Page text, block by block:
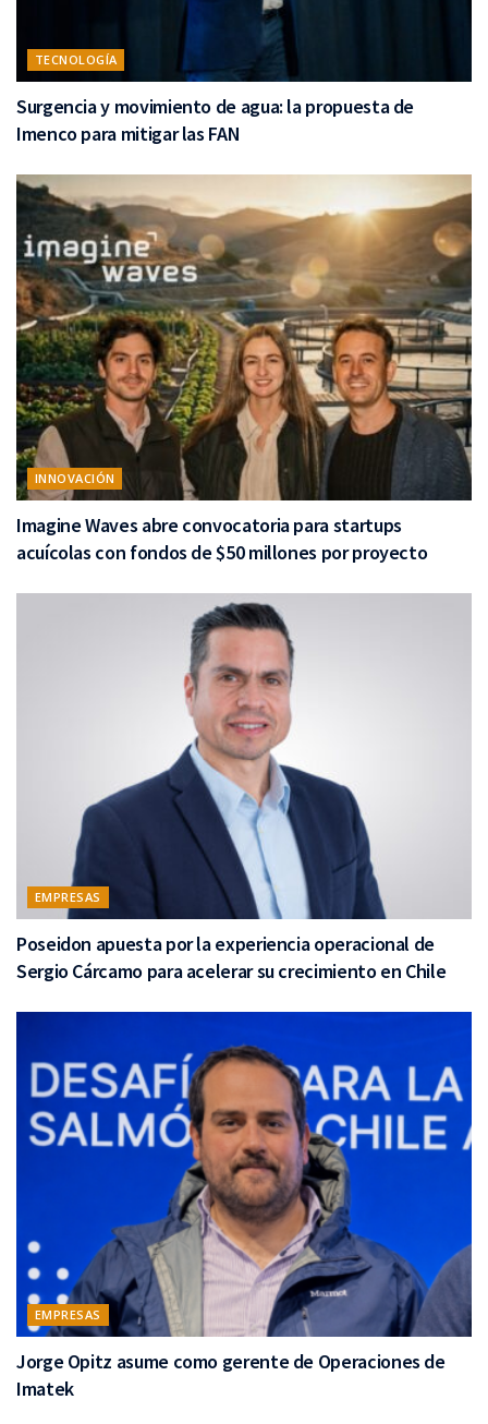
TECNOLOGÍA
Surgencia y movimiento de agua: la propuesta de
Imenco para mitigar las FAN
INNOVACIÓN
Imagine Waves abre convocatoria para startups
acuícolas con fondos de $50 millones por proyecto
EMPRESAS
Poseidon apuesta por la experiencia operacional de
Sergio Cárcamo para acelerar su crecimiento en Chile
EMPRESAS
Jorge Opitz asume como gerente de Operaciones de
Imatek